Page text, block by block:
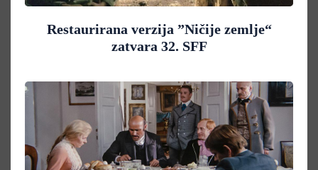
Restaurirana verzija ”Ničije zemlje“
zatvara 32. SFF